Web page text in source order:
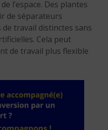
l’espace. Des plantes
de séparateurs
travail distinctes sans
Cela peut
de travail plus flexible